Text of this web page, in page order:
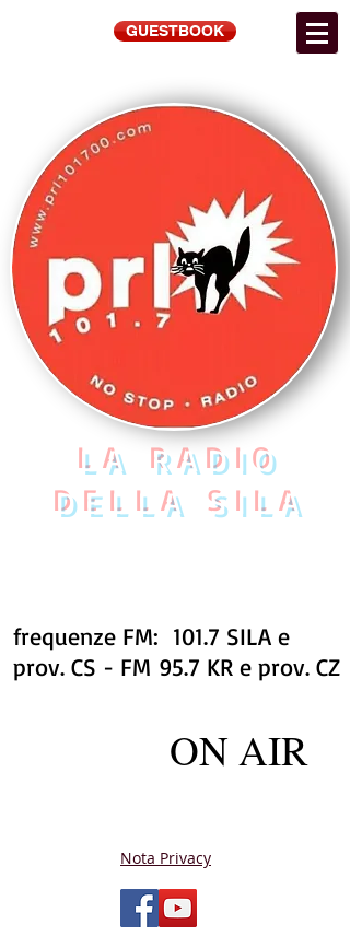
GUESTBOOK
LA RADIO
DELLA SILA
frequenze FM: 101.7 SILA e
prov. CS - FM 95.7 KR e prov. CZ
ON AIR
Nota Privacy